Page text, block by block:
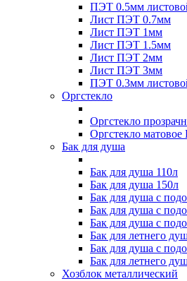
ПЭТ 0.5мм
Лист ПЭТ 0.7мм
Лист ПЭТ 1мм
Лист ПЭТ 1.5мм
Лист ПЭТ 2мм
Лист ПЭТ 3мм
ПЭТ 0.3мм
Оргстекло
Оргстекло
Оргстекло матовое
Бак для душа
Бак для душа 110л
Бак для душа 150л
Бак для душа с
Бак для душа с
Бак для душа с
Бак для летнего
Бак для душа с
Бак для летнего
Хозблок металлический